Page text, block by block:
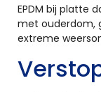
EPDM bij platte
met ouderdom,
extreme